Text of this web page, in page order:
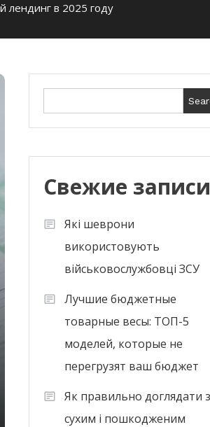
лендинг в 2025 году
Свежие записи
Які шеврони
використовують
військовослужбовці ЗСУ
Лучшие бюджетные
товарные весы: ТОП-5
моделей, которые не
перегрузят ваш бюджет
Як правильно доглядати
сухим і пошкодженим